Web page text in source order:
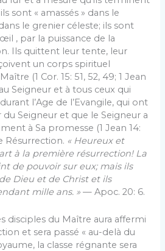
sont « amassés » dans le
le grenier céleste; ils sont
, par la puissance de la
Ils quittent leur tente, leur
un corps spirituel
(1 Cor. 15: 51, 52, 49; 1 Jean
Seigneur et à tous ceux qui
l’Age de l’Evangile, qui ont
du Seigneur et que le Seigneur a
à Sa promesse (1 Jean 14:
Résurrection. « Heureux et
à la première résurrection! La
de pouvoir sur eux; mais ils
Dieu et de Christ et ils
mille ans. » — Apoc. 20: 6.
disciples du Maître aura affermi
et sera passé « au-delà du
la classe régnante sera